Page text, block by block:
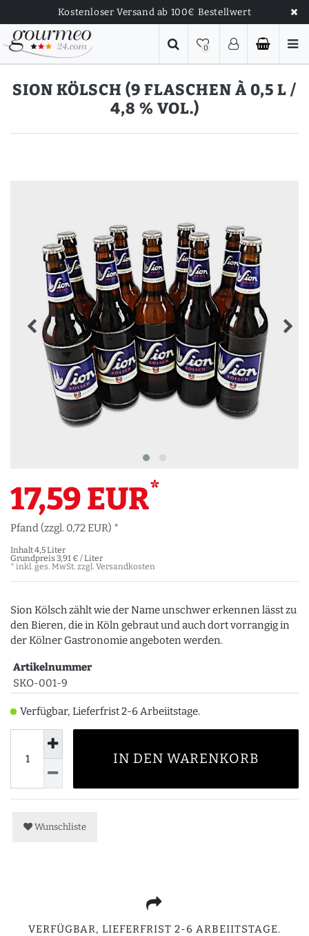
Kostenloser Versand ab 100€ Bestellwert
0
SION KÖLSCH (9 FLASCHEN À 0,5 L /
4,8 % VOL.)
17,59 EUR*
Pfand (zzgl. 0,72 EUR) *
Inhalt4,5 Liter
Grundpreis 3,91 € / Liter
* inkl. ges. MwSt. zzgl. Versandkosten
Sion Kölsch zählt wie der Name unschwer erkennen lässt zu
den Bieren, die in Köln gebraut und auch dort vorrangig in
der Kölner Gastronomie angeboten werden.
Artikelnummer
SKO-001-9
Verfügbar, Lieferfrist 2-6 Arbeiitstage.
IN DEN WARENKORB
Wunschliste
VERFÜGBAR, LIEFERFRIST 2-6 ARBEIITSTAGE.